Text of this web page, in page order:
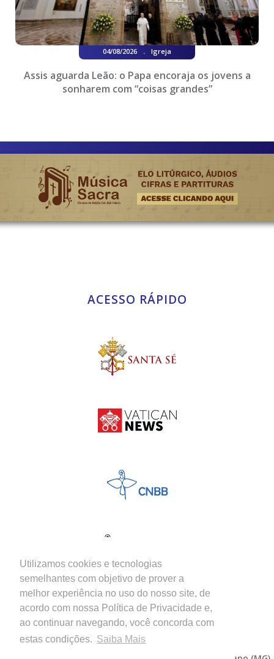
Utilizamos cookies e tecnologias
semelhantes com objetivo de prover a
melhor experiência no uso do nosso site, de
acordo com nossa Política de Privacidade e,
ao continuar navegando, você concorda com
estas condições. Saiba Mais
04/08/2026 . Igreja
Assis aguarda Leão: o Papa encoraja os jovens a
sonharem com “coisas grandes”
ACESSO RÁPIDO